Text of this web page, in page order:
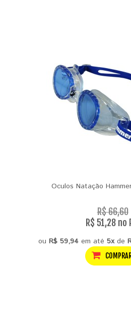
Oculos Natação
R$ 66,60
R$ 51,28 no
ou R$ 59,94em até 5xde